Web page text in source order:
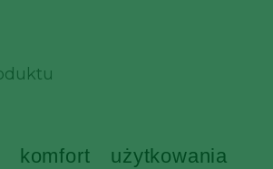
komfort użytkowania